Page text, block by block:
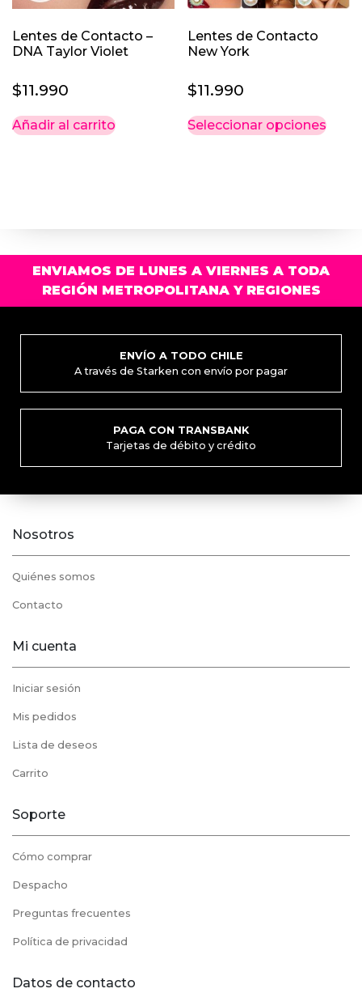
Lentes de Contacto –
DNA Taylor Violet
$11.990
Añadir al carrito
Lentes de Contacto
New York
$11.990
Seleccionar opciones
se
en
la
ENVIAMOS DE LUNES A VIERNES A TODA
REGIÓN METROPOLITANA Y REGIONES
ENVÍO A TODO CHILE
A través de Starken con envío por pagar
PAGA CON TRANSBANK
Tarjetas de débito y crédito
Nosotros
Quiénes somos
Contacto
Mi cuenta
Iniciar sesión
Mis pedidos
Lista de deseos
Carrito
Soporte
Cómo comprar
Despacho
Preguntas frecuentes
Política de privacidad
Datos de contacto